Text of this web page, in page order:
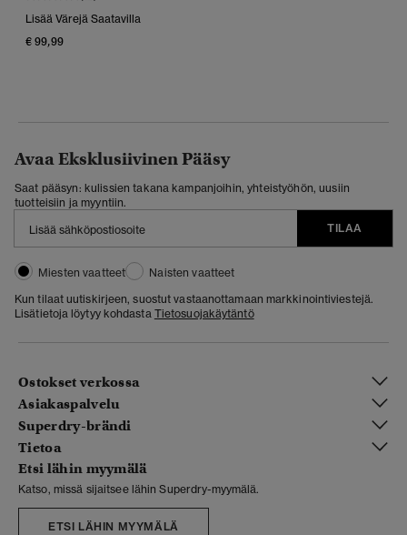
Lisää Värejä Saatavilla
€ 99,99
Avaa Eksklusiivinen Pääsy
Saat pääsyn: kulissien takana kampanjoihin, yhteistyöhön, uusiin
tuotteisiin ja myyntiin.
TILAA
Miesten vaatteet
Naisten vaatteet
Kun tilaat uutiskirjeen, suostut vastaanottamaan markkinointiviestejä.
Lisätietoja löytyy kohdasta Tietosuojakäytäntö
Ostokset verkossa
Asiakaspalvelu
Superdry-brändi
Tietoa
Etsi lähin myymälä
Katso, missä sijaitsee lähin Superdry-myymälä.
ETSI LÄHIN MYYMÄLÄ